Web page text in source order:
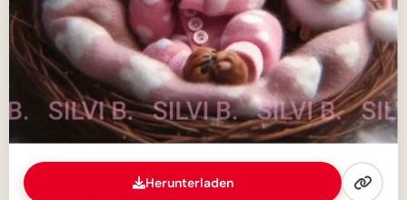
Herunterladen